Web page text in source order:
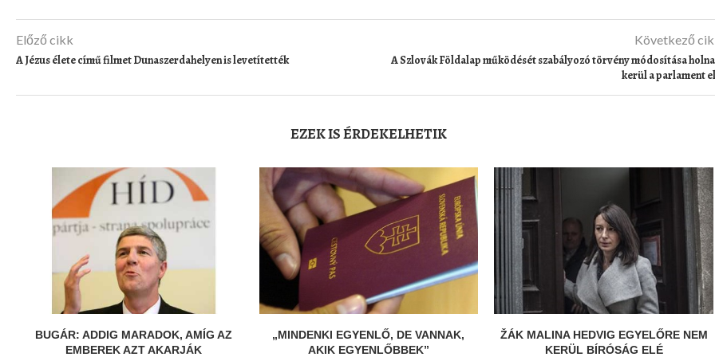
Előző cikk
A Jézus élete című filmet Dunaszerdahelyen is levetítették
Következő
A Szlovák Földalap működését szabályozó törvény módosítása
kerül a parlament
EZEK IS ÉRDEKELHETIK
BUGÁR: ADDIG MARADOK, AMÍG AZ
EMBEREK AZT AKARJÁK
„MINDENKI EGYENLŐ, DE VANNAK,
AKIK EGYENLŐBBEK”
ŽÁK MALINA HEDVIG EGYELŐRE NEM
KERÜL BÍRÓSÁG ELÉ